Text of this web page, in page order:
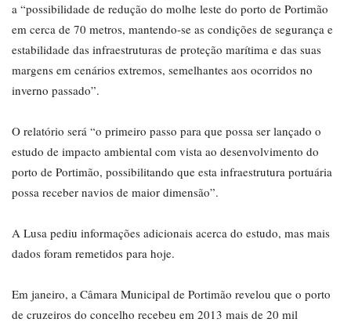
a “possibilidade de redução do molhe leste do porto de Portimão
em cerca de 70 metros, mantendo-se as condições de segurança e
estabilidade das infraestruturas de proteção marítima e das suas
margens em cenários extremos, semelhantes aos ocorridos no
inverno passado”.
O relatório será “o primeiro passo para que possa ser lançado o
estudo de impacto ambiental com vista ao desenvolvimento do
porto de Portimão, possibilitando que esta infraestrutura portuária
possa receber navios de maior dimensão”.
A Lusa pediu informações adicionais acerca do estudo, mas mais
dados foram remetidos para hoje.
Em janeiro, a Câmara Municipal de Portimão revelou que o porto
de cruzeiros do concelho recebeu em 2013 mais de 20 mil